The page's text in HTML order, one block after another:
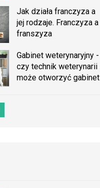
Jak działa franczyza a
jej rodzaje. Franczyza a
franszyza
Gabinet weterynaryjny -
czy technik weterynarii
może otworzyć gabinet